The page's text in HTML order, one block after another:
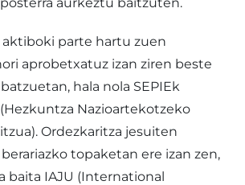
aktiboki parte hartu zuen
aprobetxatuz izan ziren beste
hala nola SEPIEk
Nazioartekotzeko
Ordezkaritza jesuiten
topaketan ere izan zen,
baita IAJU (International